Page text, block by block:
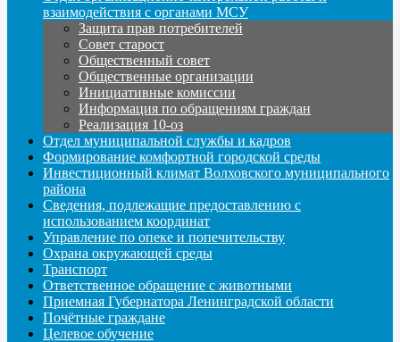
взаимодействия с органами МСУ
Защита прав потребителей
Совет старост
Общественный совет
Общественные организации
Инициативные комиссии
Информация по обращениям граждан
Реализация 10-оз
Отдел муниципальной службы и кадров
Формирование комфортной городской среды
Инвестиционный климат Волховского муниципального
района
Сведения, подлежащие предоставлению с
использованием координат
Управление по опеке и попечительству
Охрана окружающей среды
Транспорт
Ответственное обращение с животными
Приемная Губернатора Ленинградской области
Почётные граждане
Целевое обучение